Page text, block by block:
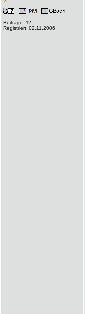
Beiträge: 12
Registriert: 02.11.2006